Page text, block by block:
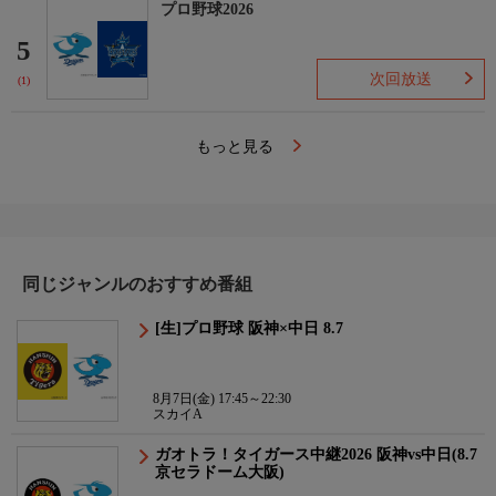
5
(1)
プロ野球2026
次回放送
もっと見る
同じジャンルのおすすめ番組
[生]プロ野球 阪神×中日 8.7
8月7日(金) 17:45～22:30
スカイA
ガオトラ！タイガース中継2026 阪神vs中日(8.7
京セラドーム大阪)